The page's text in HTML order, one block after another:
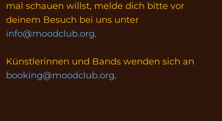
mal schauen willst, melde dich bitte vor
deinem Besuch bei uns unter
info@moodclub.org.
Künstlerinnen und Bands wenden sich an
booking@moodclub.org.